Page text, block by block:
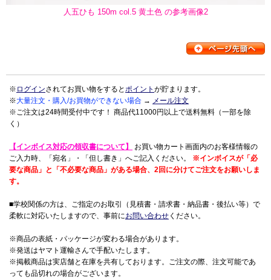
人五ひも 150m col.5 黄土色 の参考画像2
※ ログインされてお買い物をするとポイント が貯まります。
※大量注文・購入/お買物ができない場合 → メール注文
※ご注文は24時間受付中です！ 商品代11000円以上で送料無料（一部を除
く）
【インボイス対応の領収書について】
お買い物カート画面内のお客様情報の
ご入力時、「宛名」・「但し書き」へご記入ください。 ※インボイスが「必
要な商品」と「不必要な商品」がある場合、2回に分けてご注文をお願いしま
す。
■学校関係の方は、ご指定のお取引（見積書・請求書・納品書・後払い等）で
柔軟に対応いたしますので、事前にお問い合わせ ください。
※商品の表紙・パッケージが変わる場合があります。
※発送はヤマト運輸さんで手配いたします。
※掲載商品は実店舗と在庫を共有しております。ご注文の際、注文可能であ
っても品切れの場合がございます。